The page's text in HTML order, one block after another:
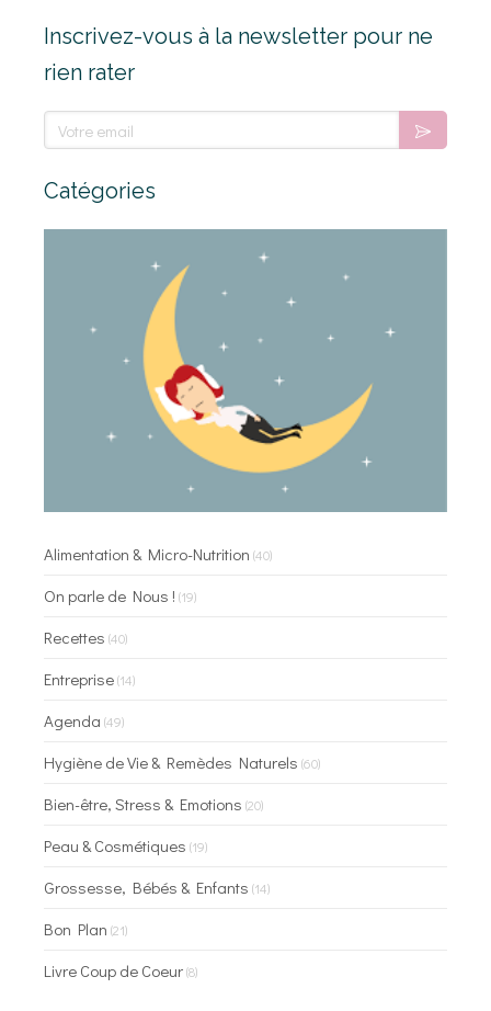
Inscrivez-vous à la newsletter pour ne
rien rater
Votre email
Catégories
Alimentation & Micro-Nutrition (40)
On parle de Nous ! (19)
Recettes (40)
Entreprise(14)
Agenda (49)
Hygiène de Vie & Remèdes Naturels (60)
Bien-être, Stress & Emotions (20)
Peau & Cosmétiques (19)
Grossesse, Bébés & Enfants (14)
Bon Plan (21)
Livre Coup de Coeur(8)